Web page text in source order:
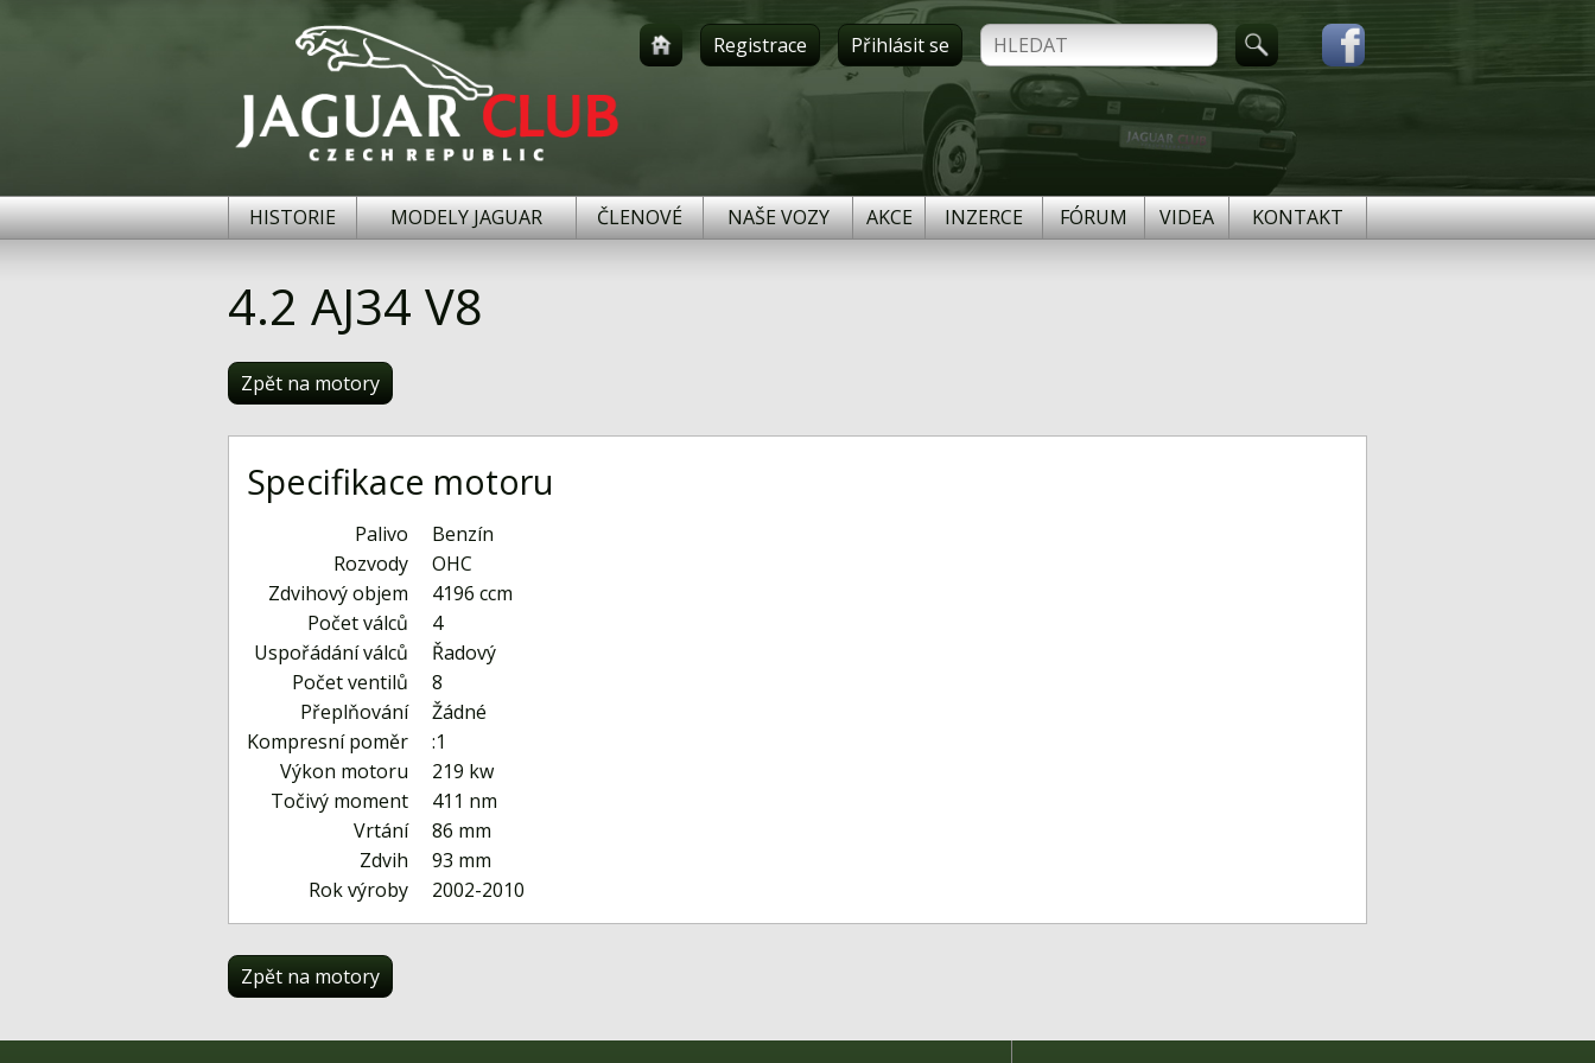
Registrace Přihlásit se
HISTORIE MODELY JAGUAR ČLENOVÉ NAŠE VOZY AKCE INZERCE FÓRUM VIDEA KONTAKT
4.2 AJ34 V8
Zpět na motory
Specifikace motoru
Palivo
Benzín
Rozvody
OHC
Zdvihový objem
4196 ccm
Počet válců
4
Uspořádání válců
Řadový
Počet ventilů
8
Přeplňování
Žádné
Kompresní poměr
:1
Výkon motoru
219 kw
Točivý moment
411 nm
Vrtání
86 mm
Zdvih
93 mm
Rok výroby
2002-2010
Zpět na motory